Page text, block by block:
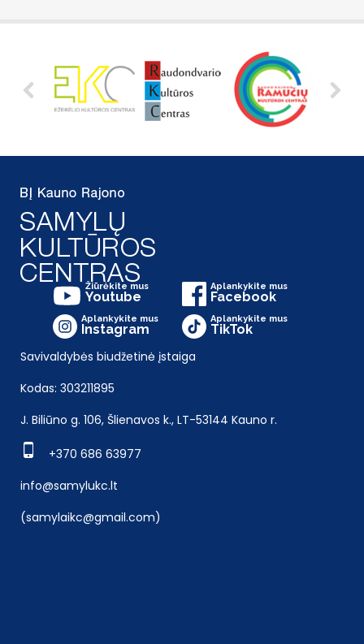
Žiūrėkite mus
Youtube
Aplankykite mus
Facebook
Aplankykite mus
Instagram
Aplankykite mus
TikTok
Savivaldybės biudžetinė įstaiga
Kodas: 303211895
J. Biliūno g. 106, Šlienavos k., LT-53144 Kauno r.
+370 686 63977
info@samylukc.lt
(samylaikc@gmail.com)